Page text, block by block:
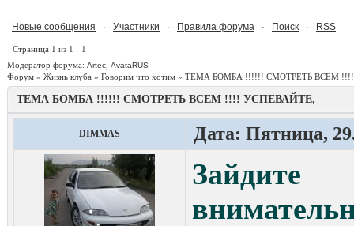
Новые сообщения · Участники · Правила форума · Поиск · RSS
Страница 1 из 1
1
Модератор форума: Artec AvataRUS
Форум » Жизнь клуба » Говорим что хотим » ТЕМА БОМБА !!!!!! СМОТРЕТЬ ВСЕМ
ТЕМА БОМБА !!!!!! СМОТРЕТЬ ВСЕМ !!!! УСПЕВАЙТЕ,
DIMMAS Дата: Пятница,